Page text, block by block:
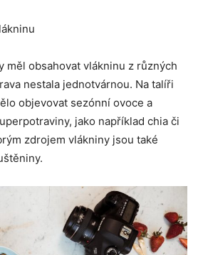
měl obsahovat vlákninu z různých
nestala jednotvárnou. Na talíři
objevovat sezónní ovoce a
jako například chia či
zdrojem vlákniny jsou také